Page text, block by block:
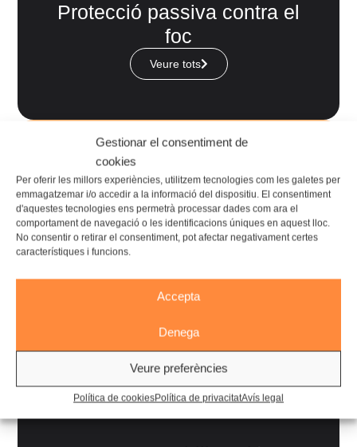
Gestionar el consentiment de
cookies
Per oferir les millors experiències, utilitzem tecnologies com les galetes per
emmagatzemar i/o accedir a la informació del dispositiu. El consentiment
d'aquestes tecnologies ens permetrà processar dades com ara el
comportament de navegació o les identificacions úniques en aquest lloc.
No consentir o retirar el consentiment, pot afectar negativament certes
característiques i funcions.
Accepta
Denega
Veure preferències
Política de cookiesPolítica de privacitatAvís legal
Protecció passiva contra el
foc
Veure tots
Aïllament tèrmic
Veure tots
Veure tots